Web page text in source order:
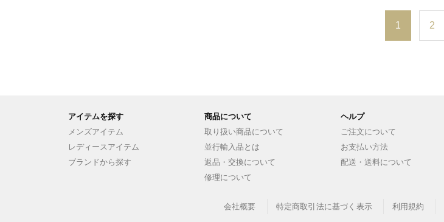
1 2
アイテムを探す
メンズアイテム
レディースアイテム
ブランドから探す
商品について
取り扱い商品について
並行輸入品とは
返品・交換について
修理について
ヘルプ
ご注文について
お支払い方法
配送・送料について
会社概要 特定商取引法に基づく表示 利用規約